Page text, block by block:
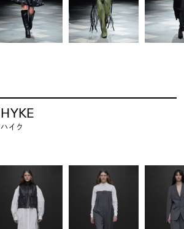
HYKE
ハイク